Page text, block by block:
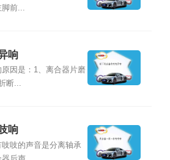
脚前...
响
因是：1、离合器片磨
断...
响
吱的声音是分离轴承